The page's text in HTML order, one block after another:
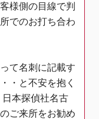
様側の目線で判
でのお打ち合わ
て名刺に記載す
・と不安を抱く
本探偵社名古
ご来所をお勧め